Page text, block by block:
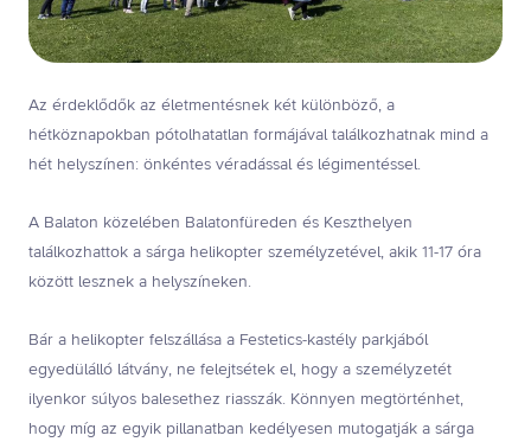
Az érdeklődők az életmentésnek két különböző, a
hétköznapokban pótolhatatlan formájával találkozhatnak mind a
hét helyszínen: önkéntes véradással és légimentéssel.
A Balaton közelében Balatonfüreden és Keszthelyen
találkozhattok a sárga helikopter személyzetével, akik 11-17 óra
között lesznek a helyszíneken.
Bár a helikopter felszállása a Festetics-kastély parkjából
egyedülálló látvány, ne felejtsétek el, hogy a személyzetét
ilyenkor súlyos balesethez riasszák. Könnyen megtörténhet,
hogy míg az egyik pillanatban kedélyesen mutogatják a sárga